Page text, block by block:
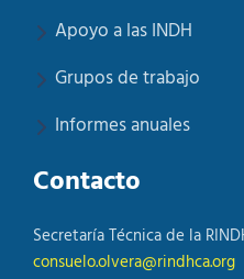
Apoyo a las INDH
Grupos de trabajo
Informes anuales
Contacto
Secretaría Técnica de la
consuelo.olvera@rindhca.org